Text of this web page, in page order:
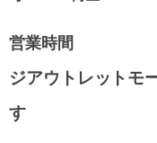
営業時間
ジアウトレットモ
す